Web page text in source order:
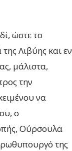
ώστε το
Λιβύης και εν
μάλιστα,
την
να
ο
Ούρσουλα
της